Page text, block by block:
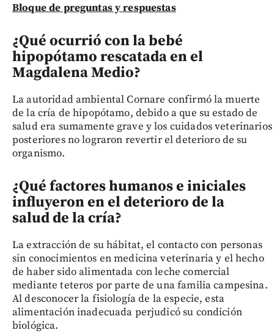
Bloque de preguntas y respuestas
¿Qué ocurrió con la bebé
hipopótamo rescatada en el
Magdalena Medio?
La autoridad ambiental Cornare confirmó la muerte
de la cría de hipopótamo, debido a que su estado de
salud era sumamente grave y los cuidados veterinarios
posteriores no lograron revertir el deterioro de su
organismo.
¿Qué factores humanos e iniciales
influyeron en el deterioro de la
salud de la cría?
La extracción de su hábitat, el contacto con personas
sin conocimientos en medicina veterinaria y el hecho
de haber sido alimentada con leche comercial
mediante teteros por parte de una familia campesina.
Al desconocer la fisiología de la especie, esta
alimentación inadecuada perjudicó su condición
biológica.